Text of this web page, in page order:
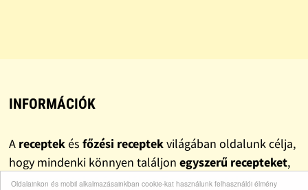
Oldalainkon és mobil alkalmazásainkban cookie-kat használunk felhasználói élmény
INFORMÁCIÓK
A receptekés főzési receptekvilágában oldalunk célja,
hogy mindenki könnyen találjon egyszerű recepteket,
gyors recepteketés valóbanfinom recepteket.